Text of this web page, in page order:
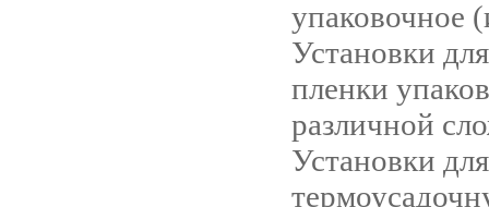
упаковочное
Установки
пленки
различной
Установки